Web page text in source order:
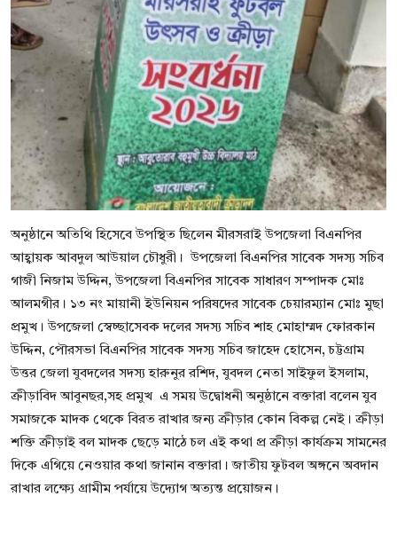
অনুষ্ঠানে অতিথি হিসেবে উপস্থিত ছিলেন মীরসরাই উপজেলা বিএনপির
আহ্বায়ক আবদুল আউয়াল চৌধুরী। উপজেলা বিএনপির সাবেক সদস্য সচিব
গাজী নিজাম উদ্দিন, উপজেলা বিএনপির সাবেক সাধারণ সম্পাদক মোঃ
আলমগীর। ১৩ নং মায়ানী ইউনিয়ন পরিষদের সাবেক চেয়ারম্যান মোঃ মুছা
প্রমুখ। উপজেলা স্বেচ্ছাসেবক দলের সদস্য সচিব শাহ মোহাম্মদ ফোরকান
উদ্দিন, পৌরসভা বিএনপির সাবেক সদস্য সচিব জাহেদ হোসেন, চট্টগ্রাম
উত্তর জেলা যুবদলের সদস্য হারুনুর রশিদ, যুবদল নেতা সাইফুল ইসলাম,
ক্রীড়াবিদ আবুনছর,সহ প্রমুখ এ সময় উদ্বোধনী অনুষ্ঠানে বক্তারা বলেন যুব
সমাজকে মাদক থেকে বিরত রাখার জন্য ক্রীড়ার কোন বিকল্প নেই। ক্রীড়া
শক্তি ক্রীড়াই বল মাদক ছেড়ে মাঠে চল এই কথা প্র ক্রীড়া কার্যক্রম সামনের
দিকে এগিয়ে নেওয়ার কথা জানান বক্তারা। জাতীয় ফুটবল অঙ্গনে অবদান
রাখার লক্ষ্যে গ্রামীম পর্যায়ে উদ্যোগ অত্যন্ত প্রয়োজন।